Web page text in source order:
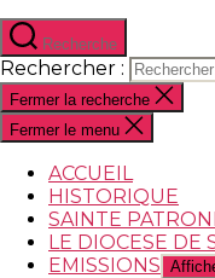
Recherche
Rechercher :
Fermer la recherche
Fermer le menu
ACCUEIL
HISTORIQUE
SAINTE
LE DIOCESE DE
EMISSIONS